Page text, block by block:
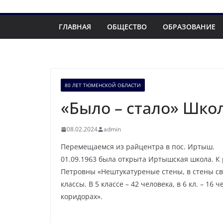
ГЛАВНАЯ ОБЩЕСТВО ОБРАЗОВАНИЕ
80 ЛЕТ ТЮМЕНСКОЙ ОБЛАСТИ
«Было – стало»
08.02.2024 admin
Перемещаемся из райцентра в пос. Иртыш.
01.09.1963 была открыта Иртышская школа. К
Петровны «Нештукатуреные стены, в стены
классы. В 5 классе – 42 человека, в 6 кл. –
коридорах».